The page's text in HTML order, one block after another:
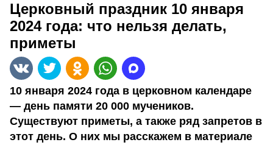
Церковный праздник 10 января
2024 года: что нельзя делать,
приметы
10 января 2024 года в церковном календаре
— день памяти 20 000 мучеников.
Существуют приметы, а также ряд запретов в
этот день. О них мы расскажем в материале